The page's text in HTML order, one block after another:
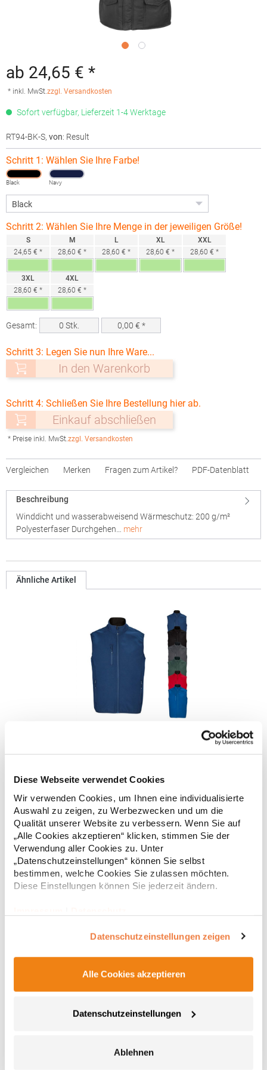
Diese Webseite verwendet Cookies
Wir verwenden Cookies, um Ihnen eine individualisierte
Auswahl zu zeigen, zu Werbezwecken und um die
Qualität unserer Website zu verbessern. Wenn Sie auf
„Alle Cookies akzeptieren“ klicken, stimmen Sie der
Verwendung aller Cookies zu. Unter
„Datenschutzeinstellungen“ können Sie selbst
bestimmen, welche Cookies Sie zulassen möchten.
Diese Einstellungen können Sie jederzeit ändern.
Datenschutzeinstellungen zeigen
Alle Cookies akzeptieren
Datenschutzeinstellungen
Ablehnen
ab 24,65 € *
* inkl. MwSt.zzgl. Versandkosten
Sofort verfügbar, Lieferzeit 1-4 Werktage
RT94-BK-S, von: Result
Schritt 1: Wählen Sie Ihre Farbe!
Black Navy
Schritt 2: Wählen Sie Ihre Menge in der jeweiligen Größe!
S
24,65 € *
M
28,60 € *
L
28,60 € *
XL
28,60 € *
XXL
28,60 € *
3XL
28,60 € *
4XL
28,60 € *
Gesamt: 0 Stk. 0,00 € *
Schritt 3: Legen Sie nun Ihre Ware...
In den Warenkorb
Schritt 4: Schließen Sie Ihre Bestellung hier ab.
Einkauf abschließen
* Preise inkl. MwSt.zzgl. Versandkosten
Vergleichen Merken Fragen zum Artikel? PDF-Datenblatt
Beschreibung
Winddicht und wasserabweisend Wärmeschutz: 200 g/m²
Polyesterfaser Durchgehen… mehr
Ähnliche Artikel
Softshell 270 Bequemer Schnitt Reißverschluss-Öffnung Zwei
Kontrastfarbene Reißverschlüsse Elastisches Formband an
Armlöchern und am Saum TearAway-LabelGrammatur: 270
g/m²Materialzusammensetzung: 94% Polyester / 6% Elasthan,
Innen: 100% PolyesterArtikelname: Men's Falcon Zipped Softshell
BodywarmerAngaben zur Produktsicherheit: Herst.-Nr.:
03825Hersteller: SOLO INVEST 92 Rue Réaumur 75002 Paris
Frankreich E-Mail: sols@soloinvest.com
ab 38,46 € *
* Preise inkl. gesetzlicher Mwst. +Versandkosten *
Reißverschluss-Vordertaschen mit Innenfutter aus demselben